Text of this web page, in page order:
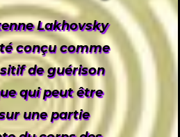
Lakhovsky
conçu comme
de guérison
qui peut être
une partie